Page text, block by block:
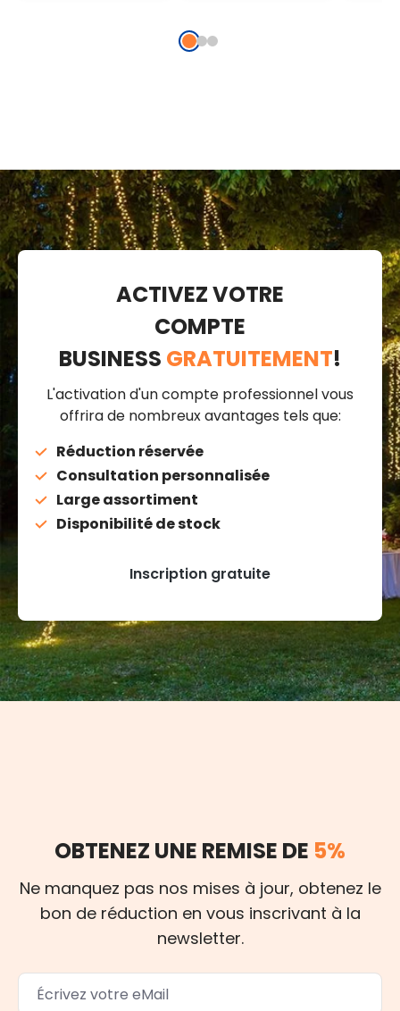
ACTIVEZ VOTRE
COMPTE
BUSINESS GRATUITEMENT!
L'activation d'un compte professionnel vous
offrira de nombreux avantages tels que:
Réduction réservée
Consultation personnalisée
Large assortiment
Disponibilité de stock
Inscription gratuite
OBTENEZ UNE REMISE DE 5%
Ne manquez pas nos mises à jour, obtenez le
bon de réduction en vous inscrivant à la
newsletter.